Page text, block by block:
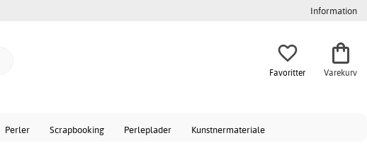
Information
Favoritter Varekurv
Perler Scrapbooking Perleplader Kunstnermateriale